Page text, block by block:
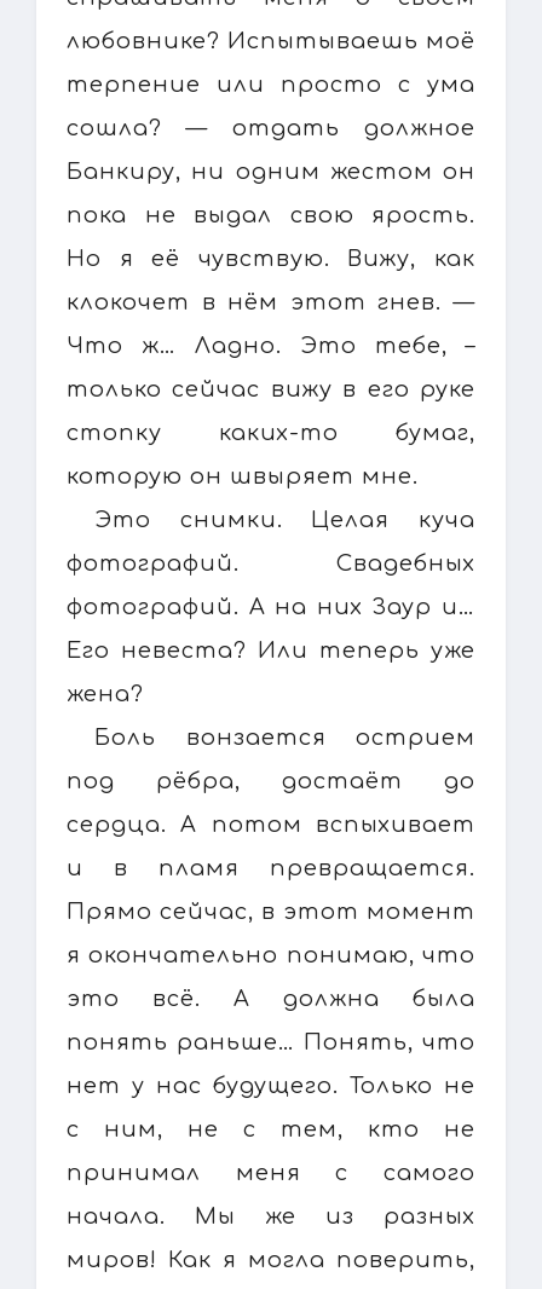
любовнике? Испытываешь моё
терпение или просто с ума
сошла? — отдать должное
Банкиру, ни одним жестом он
пока не выдал свою ярость.
Но я её чувствую. Вижу, как
клокочет в нём этот гнев. —
Что ж… Ладно. Это тебе, –
только сейчас вижу в его руке
стопку каких-то бумаг,
которую он швыряет мне.
Это снимки. Целая куча
фотографий. Свадебных
фотографий. А на них Заур и…
Его невеста? Или теперь уже
жена?
Боль вонзается острием
под рёбра, достаёт до
сердца. А потом вспыхивает
и в пламя превращается.
Прямо сейчас, в этот момент
я окончательно понимаю, что
это всё. А должна была
понять раньше… Понять, что
нет у нас будущего. Только не
с ним, не с тем, кто не
принимал меня с самого
начала. Мы же из разных
миров! Как я могла поверить,